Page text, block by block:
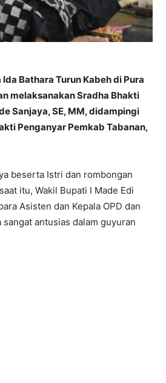
Bathara Turun Kabeh di Pura
melaksanakan Sradha Bhakti
Sanjaya, SE, MM, didampingi
Penganyar Pemkab Tabanan,
beserta Istri dan rombongan
itu, Wakil Bupati I Made Edi
Asisten dan Kepala OPD dan
antusias dalam guyuran